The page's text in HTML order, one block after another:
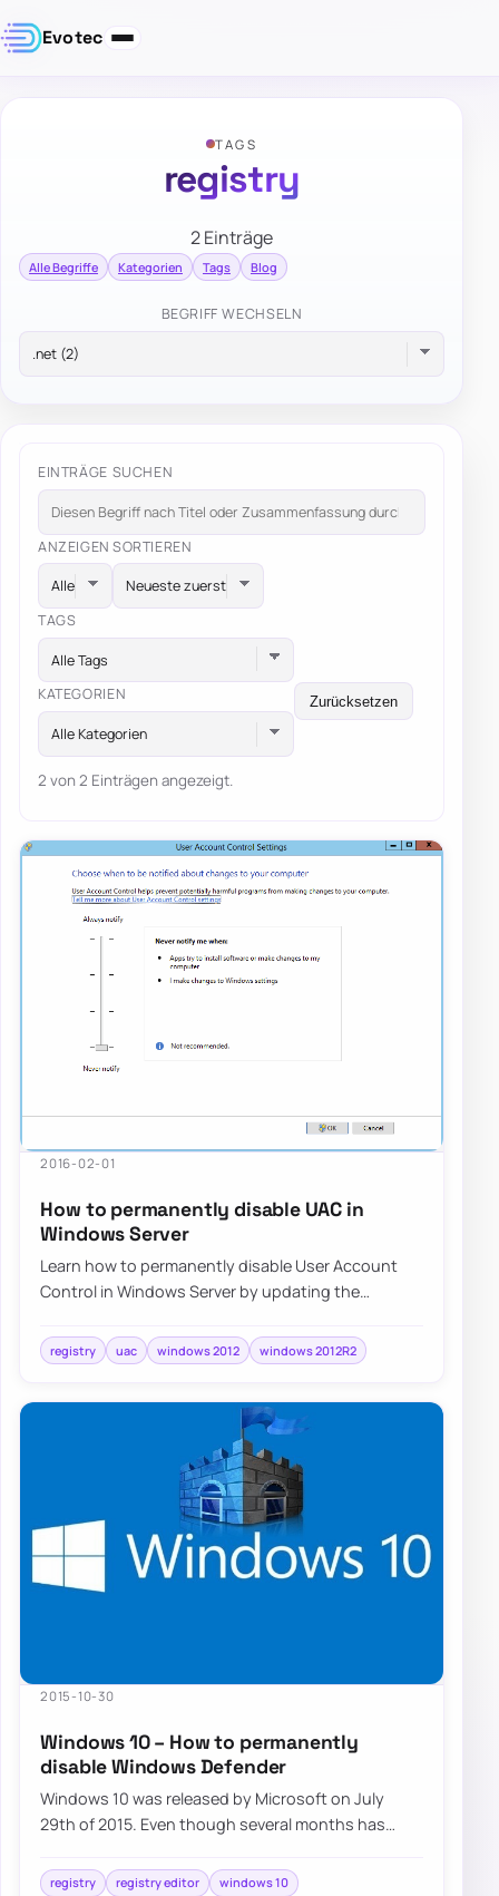
Evotec
TAGS
registry
2 Einträge
Alle Begriffe Kategorien Tags Blog
BEGRIFF WECHSELN
EINTRÄGE SUCHEN
ANZEIGEN SORTIEREN
TAGS
Alle Tags
KATEGORIEN
Alle Kategorien
Zurücksetzen
2 von 2 Einträgen angezeigt.
2016-02-01
How to permanently disable UAC in
Windows Server
Learn how to permanently disable User Account
Control in Windows Server by updating the
registry uac windows 2012 windows 2012R2
2015-10-30
Windows 10 – How to permanently
disable Windows Defender
Windows 10 was released by Microsoft on July
29th of 2015. Even though several months has
registry registry editor
windows 10